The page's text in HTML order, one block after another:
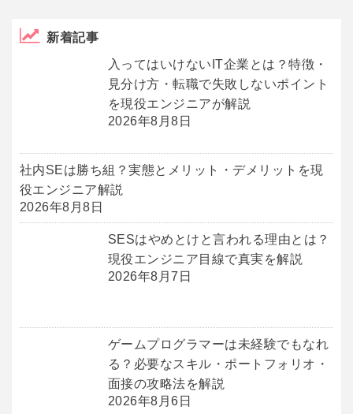
新着記事
入ってはいけないIT企業とは？特徴・
見分け方・転職で失敗しないポイント
を現役エンジニアが解説
2026年8月8日
社内SEは勝ち組？実態とメリット・デメリットを現
役エンジニア解説
2026年8月8日
SESはやめとけと言われる理由とは？
現役エンジニア目線で真実を解説
2026年8月7日
ゲームプログラマーは未経験でもなれ
る？必要なスキル・ポートフォリオ・
面接の攻略法を解説
2026年8月6日